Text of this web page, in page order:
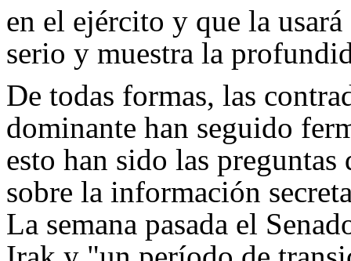
en el ejército y que la
serio y muestra la
De todas formas, las
dominante han seguido
esto han sido las preguntas
sobre la información
La semana pasada el